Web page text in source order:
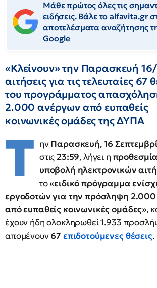
Μάθε πρώτος όλες τις
ειδήσεις. Βάλε το alfavita.gr
αποτελέσματα αναζήτησης
Google
«Κλείνουν» την Παρασκευή
αιτήσεις για τις τελευταίες 67
του προγράμματος
2.000 ανέργων από ευπαθείς
κοινωνικές ομάδες της ΔΥΠΑ
Τ ηνΠαρασκευή,16
στις 23:59, λήγει η
υποβολή ηλεκτρονικών
το«ειδικό πρόγραμμα
εργοδοτών για την πρόσληψη
από ευπαθείς κοινωνικές ομάδες»,
έχουν ήδη ολοκληρωθεί 1.933
απομένουν67 επιδοτούμενες θέσεις.